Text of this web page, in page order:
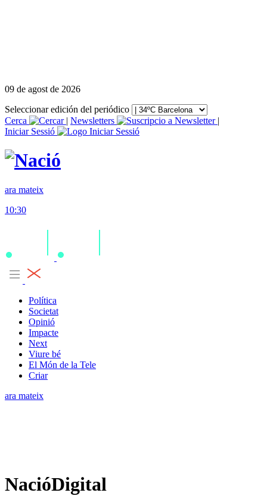
09 de agost de 2026
Seleccionar edición del periódico
Cerca
| Newsletters
|
Iniciar Sessió
ara mateix
10:30
Política
Societat
Opinió
Impacte
Next
Viure bé
El Món de la Tele
Criar
ara mateix
NacióDigital